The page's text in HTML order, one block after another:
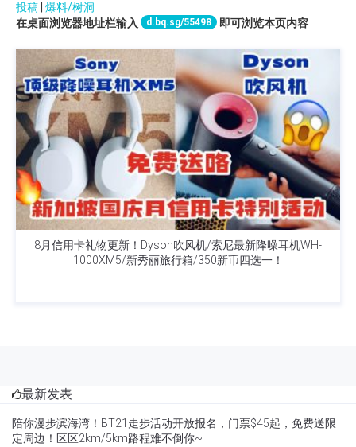
投稿 爆料/树洞
在桌面浏览器地址栏输入
d.bq.sg/55498 即可浏览本页内容
8月信用卡礼物更新！Dyson吹风机/索尼最新降噪耳机WH-
1000XM5/新秀丽旅行箱/350新币四选一！
最新发表
陪你漫步滨海湾！BT21走步活动开放报名，门票$45起，免费送限
定周边！区区2km/5km路程难不倒你~